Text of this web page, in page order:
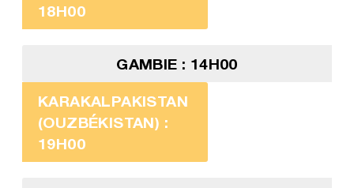
18H00
GAMBIE : 14H00
KARAKALPAKISTAN
(OUZBÉKISTAN) :
19H00